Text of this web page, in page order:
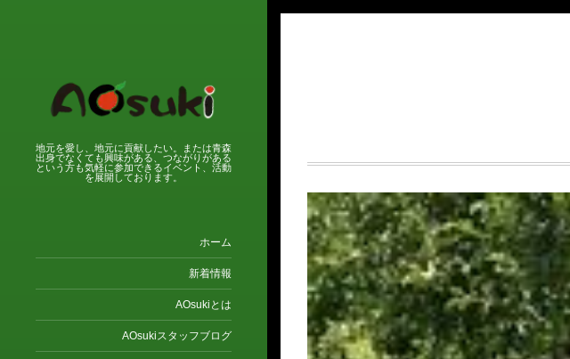
地元を愛し、地元に貢献したい。または青森
出身でなくても興味がある、つながりがある
という方も気軽に参加できるイベント、活動
を展開しております。
ホーム
新着情報
AOsukiとは
AOsukiスタッフブログ